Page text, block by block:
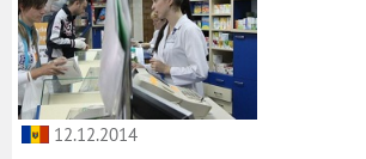
12.12.2014